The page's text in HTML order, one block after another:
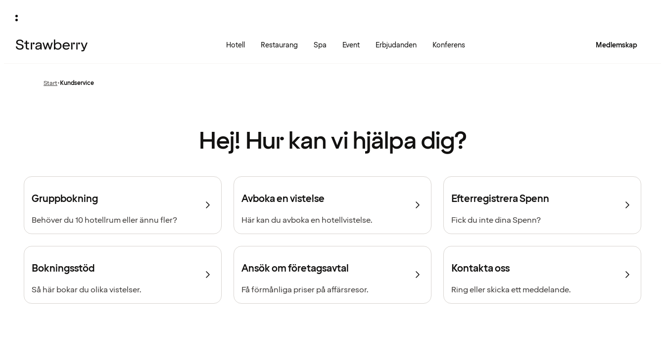
Hotell Restaurang Spa Event Erbjudanden Konferens Medlemskap
Start•Kundservice
Hej! Hur kan vi hjälpa dig?
Gruppbokning
Behöver du 10 hotellrum eller ännu fler?
Avboka en vistelse
Här kan du avboka en hotellvistelse.
Efterregistrera Spenn
Fick du inte dina Spenn?
Bokningsstöd
Så här bokar du olika vistelser.
Ansök om företagsavtal
Få förmånliga priser på affärsresor.
Kontakta oss
Ring eller skicka ett meddelande.